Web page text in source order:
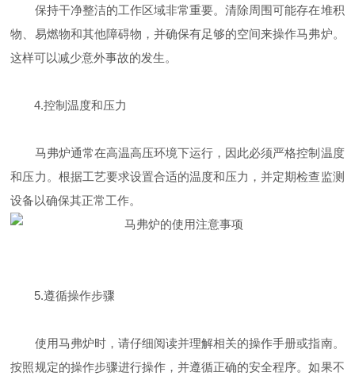
保持干净整洁的工作区域非常重要。清除周围可能存在堆积
物、易燃物和其他障碍物，并确保有足够的空间来操作马弗炉。
这样可以减少意外事故的发生。
4.控制温度和压力
马弗炉通常在高温高压环境下运行，因此必须严格控制温度
和压力。根据工艺要求设置合适的温度和压力，并定期检查监测
设备以确保其正常工作。
5.遵循操作步骤
使用马弗炉时，请仔细阅读并理解相关的操作手册或指南。
按照规定的操作步骤进行操作，并遵循正确的安全程序。如果不